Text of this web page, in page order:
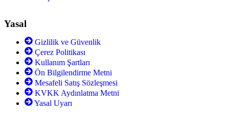
Yasal
Gizlilik ve Güvenlik
Çerez Politikası
Kullanım Şartları
Ön Bilgilendirme Metni
Mesafeli Satış Sözleşmesi
KVKK Aydınlatma Metni
Yasal Uyarı